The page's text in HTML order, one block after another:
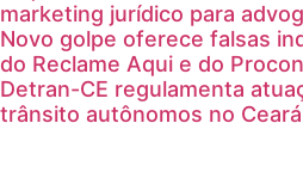
marketing jurídico para
Novo golpe oferece falsas
do Reclame Aqui e do Procon
Detran-CE regulamenta
trânsito autônomos no Ceará